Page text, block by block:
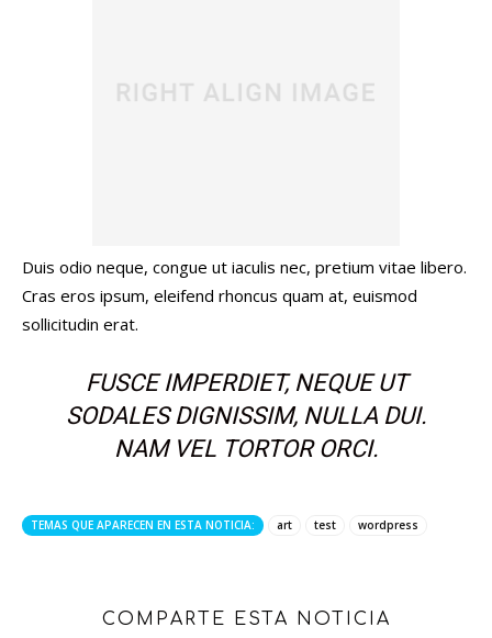
Duis odio neque, congue ut iaculis nec, pretium vitae libero.
Cras eros ipsum, eleifend rhoncus quam at, euismod
sollicitudin erat.
FUSCE IMPERDIET, NEQUE UT
SODALES DIGNISSIM, NULLA DUI.
NAM VEL TORTOR ORCI.
TEMAS QUE APARECEN EN ESTA NOTICIA: art test wordpress
COMPARTE ESTA NOTICIA